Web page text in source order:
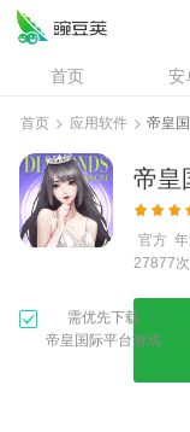
首页 安
资讯
问答
首页 > 应用软件 > 帝皇
帝皇
官方
27877
需优先下载
帝皇国际平台游戏